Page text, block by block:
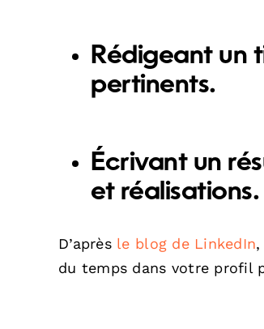
Rédigeant un
pertinents.
Écrivant un
et réalisations.
D’après le blog de LinkedIn
du temps dans votre profil